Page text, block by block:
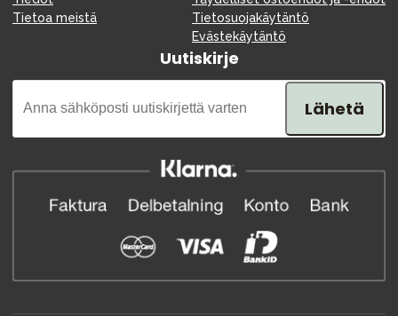
Tietoa meistä
Tietosuojakäytäntö
Evästekäytäntö
Uutiskirje
Lähetä